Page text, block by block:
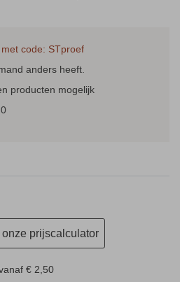
code: STproef
anders heeft.
producten mogelijk
prijscalculator
€ 2,50